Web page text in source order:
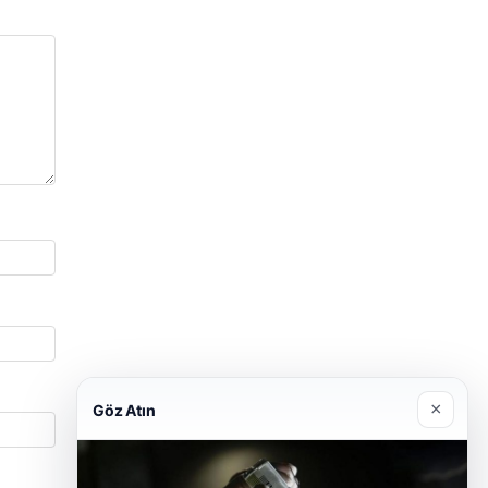
Göz Atın ×